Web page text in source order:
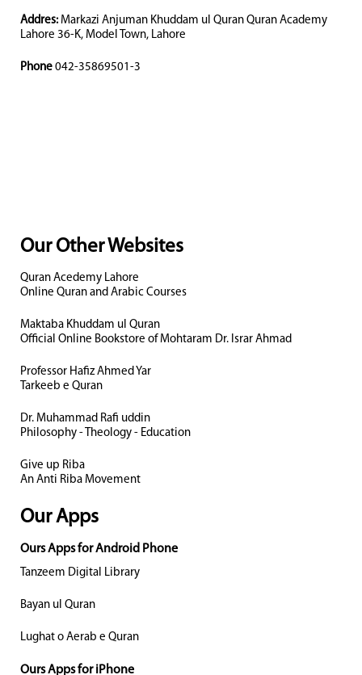
Addres: Markazi Anjuman Khuddam ul Quran Quran Academy
Lahore 36-K, Model Town, Lahore
Phone 042-35869501-3
Our Other Websites
Quran Acedemy Lahore
Online Quran and Arabic Courses
Maktaba Khuddam ul Quran
Official Online Bookstore of Mohtaram Dr. Israr Ahmad
Professor Hafiz Ahmed Yar
Tarkeeb e Quran
Dr. Muhammad Rafi uddin
Philosophy - Theology - Education
Give up Riba
An Anti Riba Movement
Our Apps
Ours Apps for Android Phone
Tanzeem Digital Library
Bayan ul Quran
Lughat o Aerab e Quran
Ours Apps for iPhone